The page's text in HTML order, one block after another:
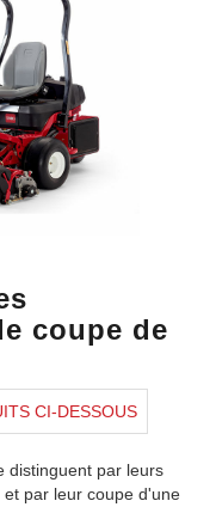
coupe de
CI-DESSOUS
distinguent par leurs
par leur coupe d'une